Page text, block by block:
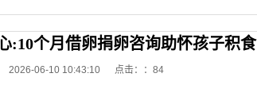
:10个月借卵捐卵咨询助怀孩子积食
2026-06-10 10:43:10 点击： ：84